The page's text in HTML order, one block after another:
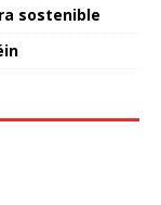
sostenible